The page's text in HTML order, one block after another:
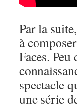
Par la
à
Faces.
spectacle
une série